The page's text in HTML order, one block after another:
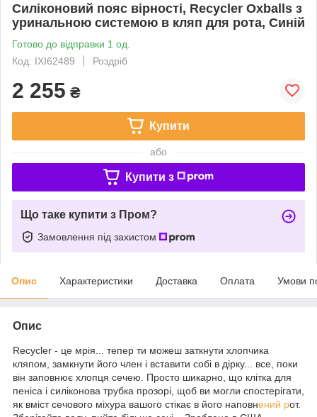
Силіконовий пояс вірності, Recycler Oxballs з
уринальною системою в кляп для рота, Синій
Готово до відправки 1 од.
Код: IXI62489
Роздріб
2 255 ₴
Купити
або
Купити з
Що таке купити з Пром?
Замовлення під захистом
Опис Характеристики Доставка Оплата Умови
Опис
Recycler - це мрія... тепер ти можеш заткнути хлопчика
кляпом, замкнути його член і вставити собі в дірку... все, поки
він заповнює хлопця сечею. Просто шикарно, що клітка для
пеніса і силіконова трубка прозорі, щоб ви могли спостерігати,
як вміст сечового міхура вашого стікає в його наповнений рот.